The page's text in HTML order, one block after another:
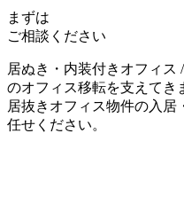
まずは
ご相談ください
居ぬき・内装付きオフィス
のオフィス移転を支えてき
居抜きオフィス物件の入居
任せください。